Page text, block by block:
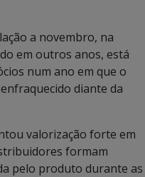
a novembro, na
em outros anos, está
num ano em que o
diante da
valorização forte em
formam
pelo produto durante as